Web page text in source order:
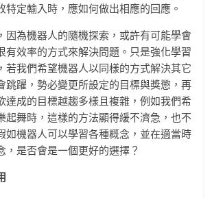
特定輸入時，應如何做出相應的回應。
因為機器人的隨機探索，或許有可能學會
有效率的方式來解決問題。只是強化學習
若我們希望機器人以同樣的方式解決其它
跳躍，勢必變更所設定的目標與獎懲，再
達成的目標越趨多樣且複雜，例如我們希
起舞時，這樣的方法顯得緩不濟急，也不
如機器人可以學習各種概念，並在適當時
，是否會是一個更好的選擇？